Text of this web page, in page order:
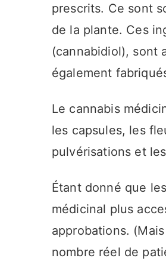
prescrits. Ce sont
de la plante. Ces
(cannabidiol), sont
également
Le cannabis
les capsules, les
pulvérisations et
Étant donné que
médicinal plus
approbations.
nombre réel de